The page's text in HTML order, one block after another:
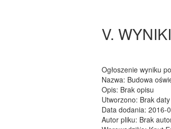
V. WYNIKI
Ogłoszenie wyniku
Nazwa: Budowa
Opis: Brak opisu
Utworzono: Brak
Data dodania: 2016-
Autor pliku: Brak